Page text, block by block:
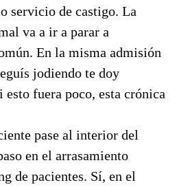
servicio de castigo. La
va a ir a parar a
En la misma admisión
jodiendo te doy
fuera poco, esta crónica
pase al interior del
en el arrasamiento
de pacientes. Sí, en el